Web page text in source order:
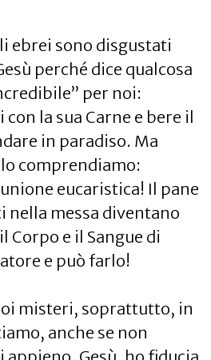
ebrei sono disgustati
perché dice qualcosa
per noi:
la sua Carne e bere il
in paradiso. Ma
comprendiamo:
eucaristica! Il pane
nella messa diventano
e il Sangue di
e può farlo!
misteri, soprattutto, in
anche se non